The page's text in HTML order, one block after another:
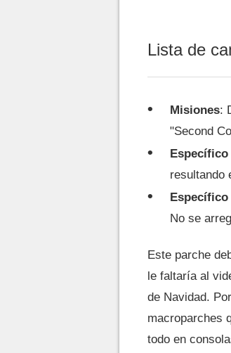
Lista de
Misiones:
"Second
resultando
Específico
No se
Este parche
le faltaría al
de Navidad.
macroparches
todo en